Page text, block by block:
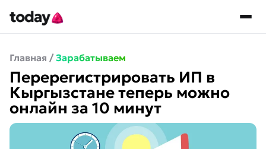
Главная / Зарабатываем
Перерегистрировать ИП в
Кыргызстане теперь можно
онлайн за 10 минут